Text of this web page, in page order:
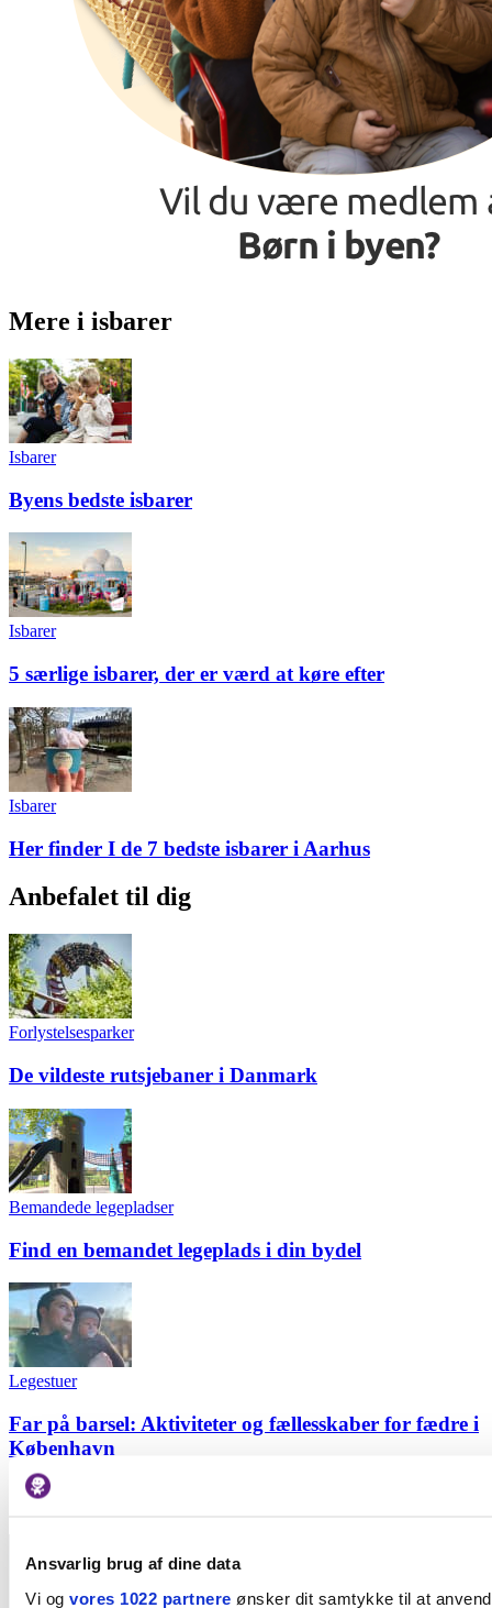
Ansvarlig brug af dine data
Vi og vores 1022 partnere ønsker dit samtykke til at
Mere i isbarer
Isbarer
Byens bedste isbarer
Isbarer
5 særlige isbarer, der er værd at køre efter
Isbarer
Her finder I de 7 bedste isbarer i Aarhus
Anbefalet til dig
Forlystelsesparker
De vildeste rutsjebaner i Danmark
Bemandede legepladser
Find en bemandet legeplads i din bydel
Legestuer
Far på barsel: Aktiviteter og fællesskaber for fædre i
København
Seneste nyt